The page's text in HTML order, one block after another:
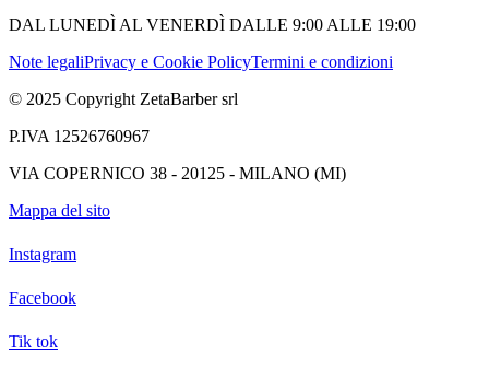
DAL LUNEDÌ AL VENERDÌ DALLE 9:00 ALLE 19:00
Note legaliPrivacy e Cookie PolicyTermini e condizioni
© 2025 Copyright ZetaBarber srl
P.IVA 12526760967
VIA COPERNICO 38 - 20125 - MILANO (MI)
Mappa del sito
Instagram
Facebook
Tik tok